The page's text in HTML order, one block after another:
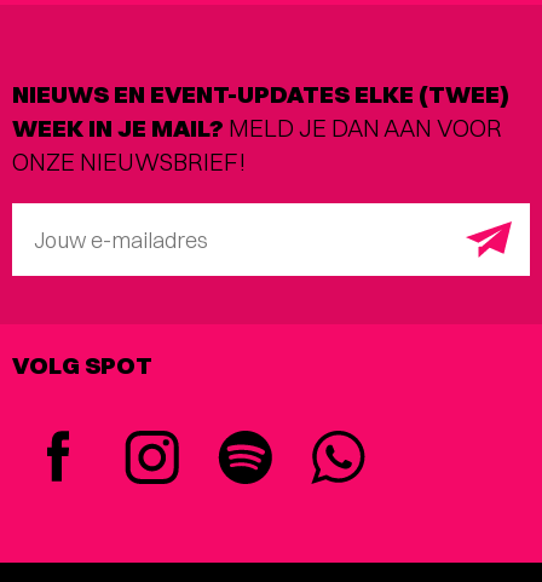
NIEUWS EN EVENT-UPDATES ELKE (TWEE)
WEEK IN JE MAIL? MELD JE DAN AAN VOOR
ONZE NIEUWSBRIEF!
Jouw e-mailadres
VOLG SPOT